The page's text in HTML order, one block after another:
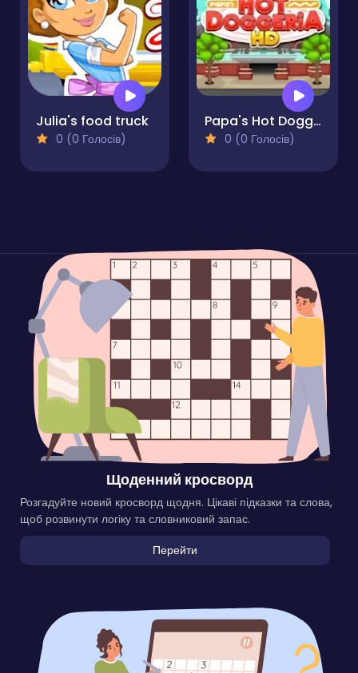
Julia's food truck
0 (0 Голосів)
Papa's Hot Doggeria
0 (0 Голосів)
Щоденний кросворд
Розгадуйте новий кросворд щодня. Цікаві підказки та слова,
щоб розвинути логіку та словниковий запас.
Перейти